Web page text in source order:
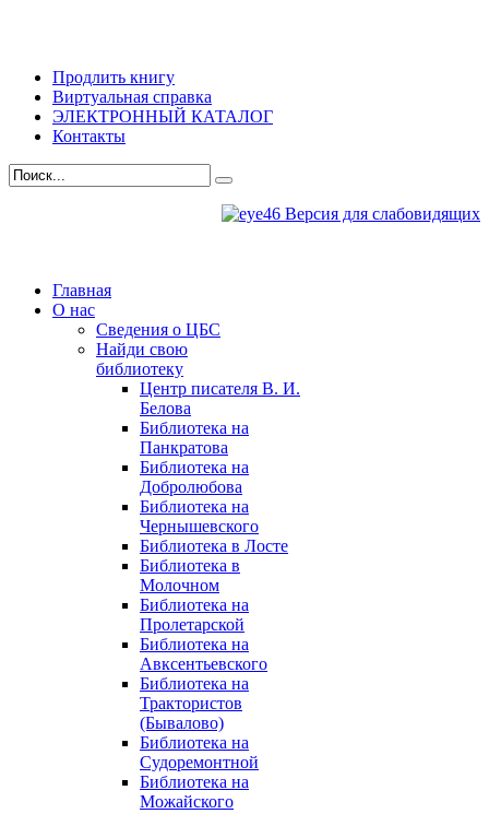
Продлить книгу
Виртуальная справка
ЭЛЕКТРОННЫЙ КАТАЛОГ
Контакты
Версия для слабовидящих
Главная
О нас
Сведения о ЦБС
Найди свою
библиотеку
Центр писателя В. И.
Белова
Библиотека на
Панкратова
Библиотека на
Добролюбова
Библиотека на
Чернышевского
Библиотека в Лосте
Библиотека в
Молочном
Библиотека на
Пролетарской
Библиотека на
Авксентьевского
Библиотека на
Трактористов
(Бывалово)
Библиотека на
Судоремонтной
Библиотека на
Можайского